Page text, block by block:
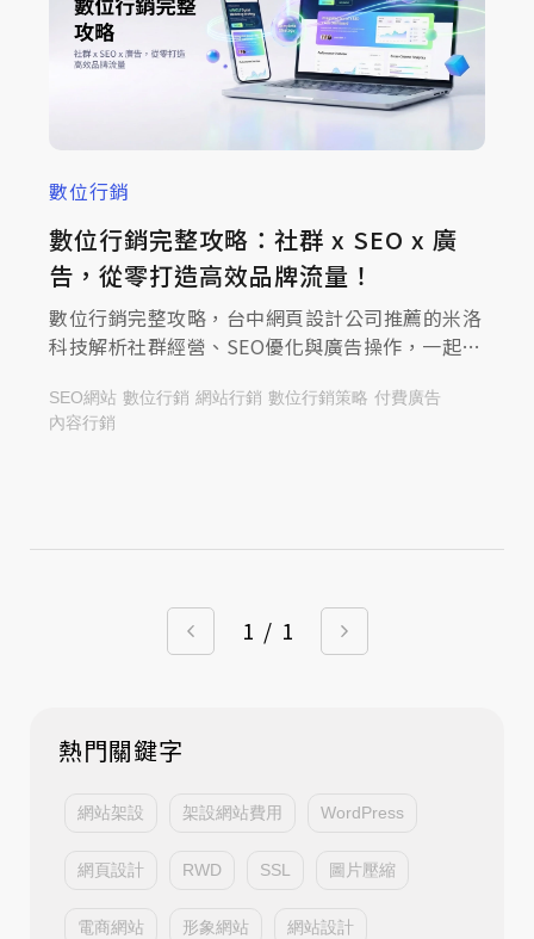
數位行銷
數位行銷完整攻略：社群 x SEO x 廣
告，從零打造高效品牌流量！
數位行銷完整攻略，台中網頁設計公司推薦的米洛
科技解析社群經營、SEO優化與廣告操作，一起來
SEO網站 數位行銷 網站行銷 數位行銷策略 付費廣告
內容行銷
1 / 1
熱門關鍵字
網站架設 架設網站費用 WordPress
網頁設計 RWD SSL 圖片壓縮
電商網站 形象網站 網站設計